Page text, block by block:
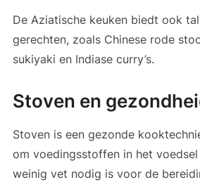
De Aziatische keuken biedt ook
gerechten, zoals Chinese rode
sukiyaki en Indiase curry’s.
Stoven en
Stoven is een gezonde
om voedingsstoffen in het
weinig vet nodig is voor de